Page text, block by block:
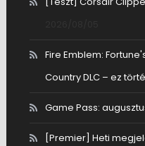
Fire Emblem:
Country DLC – ez
Game Pass:
[Premier] Heti